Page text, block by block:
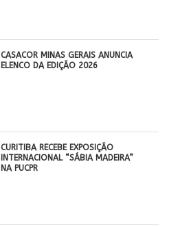
CASACOR MINAS GERAIS ANUNCIA
ELENCO DA EDIÇÃO 2026
CURITIBA RECEBE EXPOSIÇÃO
INTERNACIONAL “SÁBIA MADEIRA”
NA PUCPR